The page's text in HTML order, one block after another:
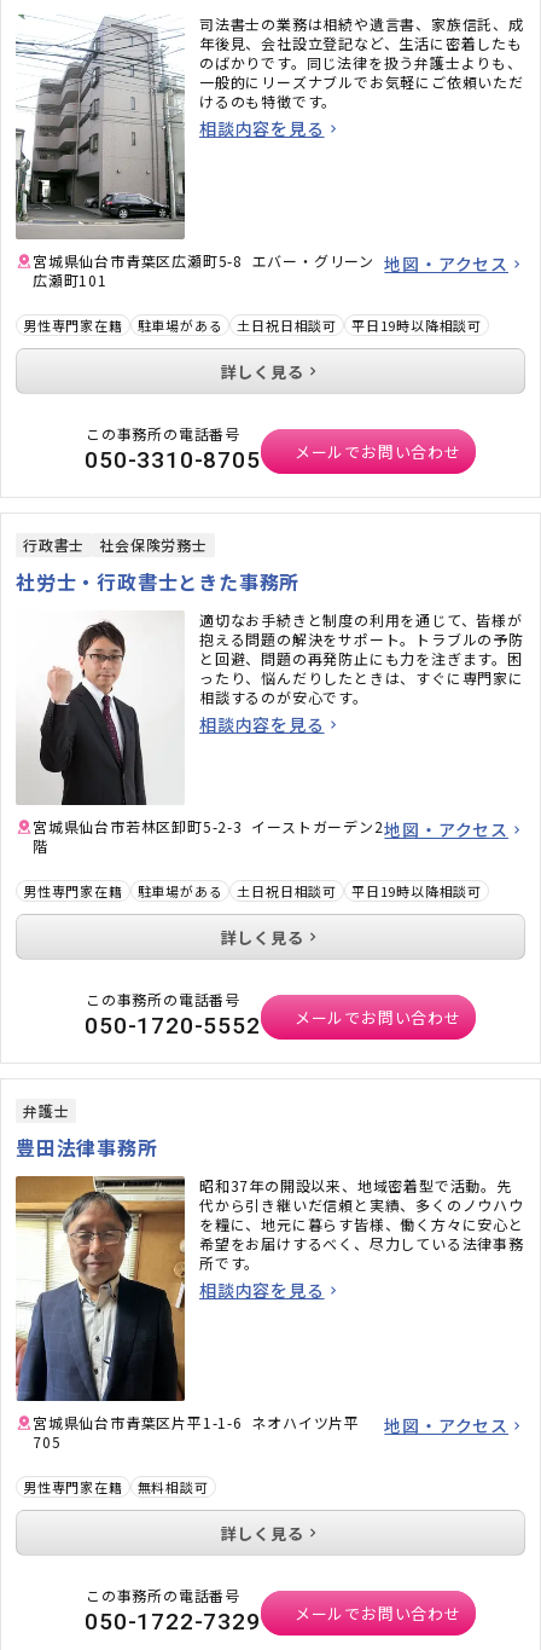
司法書士の業務は相続や遺言書、家族信託、成
年後見、会社設立登記など、生活に密着したも
のばかりです。同じ法律を扱う弁護士よりも、
一般的にリーズナブルでお気軽にご依頼いただ
けるのも特徴です。
相談内容を見る
宮城県仙台市青葉区広瀬町5-8 エバー・グリーン
広瀬町101
地図・アクセス
男性専門家在籍 駐車場がある 土日祝日相談可 平日19時以降相談可
詳しく見る
この事務所の電話番号
050-3310-8705 メールでお問い合わせ
行政書士 社会保険労務士
社労士・行政書士ときた事務所
適切なお手続きと制度の利用を通じて、皆様が
抱える問題の解決をサポート。トラブルの予防
と回避、問題の再発防止にも力を注ぎます。困
ったり、悩んだりしたときは、すぐに専門家に
相談するのが安心です。
相談内容を見る
宮城県仙台市若林区卸町5-2-3 イーストガーデン2
階
地図・アクセス
男性専門家在籍 駐車場がある 土日祝日相談可 平日19時以降相談可
詳しく見る
この事務所の電話番号
050-1720-5552 メールでお問い合わせ
弁護士
豊田法律事務所
昭和37年の開設以来、地域密着型で活動。先
代から引き継いだ信頼と実績、多くのノウハウ
を糧に、地元に暮らす皆様、働く方々に安心と
希望をお届けするべく、尽力している法律事務
所です。
相談内容を見る
宮城県仙台市青葉区片平1-1-6 ネオハイツ片平
705
地図・アクセス
男性専門家在籍 無料相談可
詳しく見る
この事務所の電話番号
050-1722-7329 メールでお問い合わせ